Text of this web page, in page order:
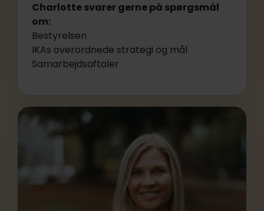
Charlotte svarer gerne på spørgsmål
om:
Bestyrelsen
IKAs overordnede strategi og mål
Samarbejdsaftaler